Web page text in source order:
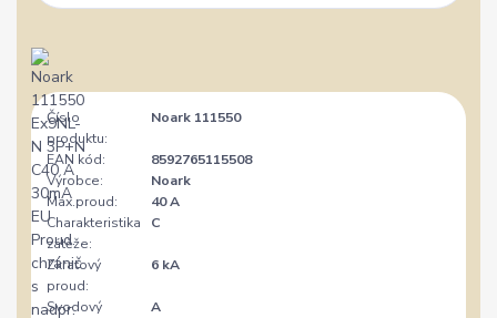
Číslo
produktu:
Noark 111550
EAN kód:
8592765115508
Výrobce:
Noark
Max.proud:
40 A
Charakteristika
zátěže:
C
Zkratový
proud:
6 kA
Svodový
A